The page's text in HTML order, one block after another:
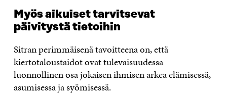
Myös aikuiset tarvitsevat
päivitystä tietoihin
Sitran perimmäisenä tavoitteena on, että
kiertotaloustaidot ovat tulevaisuudessa
luonnollinen osa jokaisen ihmisen arkea elämisessä,
asumisessa ja syömisessä.